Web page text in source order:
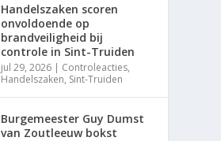
Handelszaken scoren
onvoldoende op
brandveiligheid bij
controle in Sint-Truiden
jul 29, 2026 | Controleacties,
Handelszaken, Sint-Truiden
Burgemeester Guy Dumst
van Zoutleeuw bokst